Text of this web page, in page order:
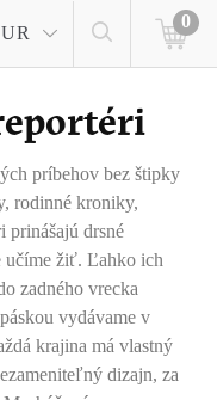
0
príbehov bez štipky
rodinné kroniky,
prinášajú drsné
učíme žiť. Ľahko ich
zadného vrecka
vydávame v
krajina má vlastný
dizajn, za